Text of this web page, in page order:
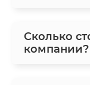
Сколько
компании?